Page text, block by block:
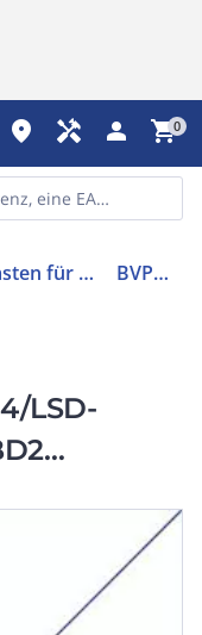
place handyman person shopping_cart0
Abgangskasten für Schienenverteiler BVP:662475
LSD-
/ 3VA22 / 4
Mit